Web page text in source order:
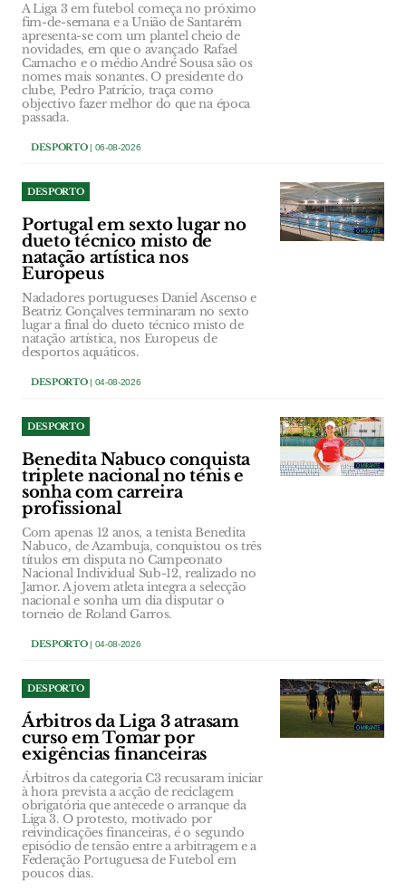
A Liga 3 em futebol começa no próximo
fim-de-semana e a União de Santarém
apresenta-se com um plantel cheio de
novidades, em que o avançado Rafael
Camacho e o médio André Sousa são os
nomes mais sonantes. O presidente do
clube, Pedro Patrício, traça como
objectivo fazer melhor do que na época
passada.
DESPORTO| 06-08-2026
DESPORTO
Portugal em sexto lugar no
dueto técnico misto de
natação artística nos
Europeus
Nadadores portugueses Daniel Ascenso e
Beatriz Gonçalves terminaram no sexto
lugar a final do dueto técnico misto de
natação artística, nos Europeus de
desportos aquáticos.
DESPORTO| 04-08-2026
DESPORTO
Benedita Nabuco conquista
triplete nacional no ténis e
sonha com carreira
profissional
Com apenas 12 anos, a tenista Benedita
Nabuco, de Azambuja, conquistou os três
títulos em disputa no Campeonato
Nacional Individual Sub-12, realizado no
Jamor. A jovem atleta integra a selecção
nacional e sonha um dia disputar o
torneio de Roland Garros.
DESPORTO| 04-08-2026
DESPORTO
Árbitros da Liga 3 atrasam
curso em Tomar por
exigências financeiras
Árbitros da categoria C3 recusaram iniciar
à hora prevista a acção de reciclagem
obrigatória que antecede o arranque da
Liga 3. O protesto, motivado por
reivindicações financeiras, é o segundo
episódio de tensão entre a arbitragem e a
Federação Portuguesa de Futebol em
poucos dias.